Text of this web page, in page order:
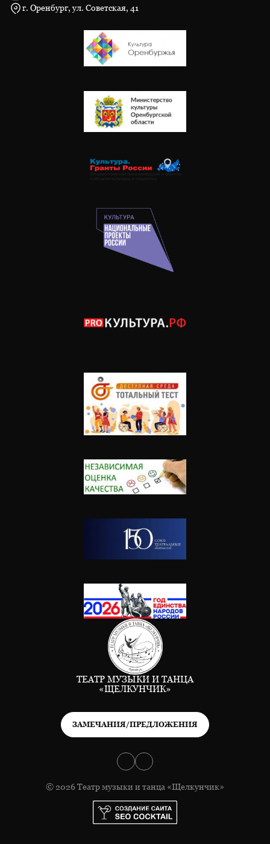
ТЕАТР МУЗЫКИ И ТАНЦА
«ЩЕЛКУНЧИК»
ЗАМЕЧАНИЯ/ПРЕДЛОЖЕНИЯ
© 2026 Театр музыки и танца «Щелкунчик»
г. Оренбург, ул. Советская, 41